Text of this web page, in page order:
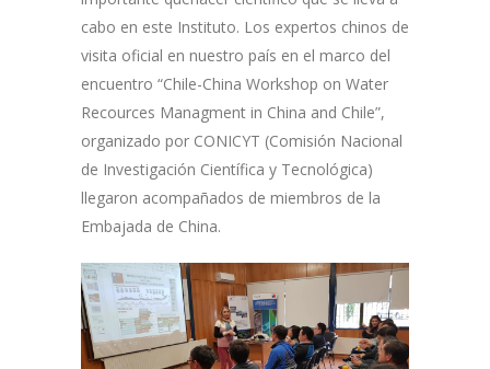
cabo en este Instituto. Los expertos chinos de
visita oficial en nuestro país en el marco del
encuentro “Chile-China Workshop on Water
Recources Managment in China and Chile”,
organizado por CONICYT (Comisión Nacional
de Investigación Científica y Tecnológica)
llegaron acompañados de miembros de la
Embajada de China.